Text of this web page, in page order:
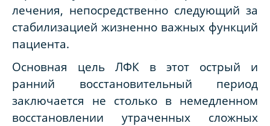
лечения, непосредственно следующий за
стабилизацией жизненно важных функций
пациента.
Основная цель ЛФК в этот острый и
ранний восстановительный период
заключается не столько в немедленном
восстановлении утраченных сложных